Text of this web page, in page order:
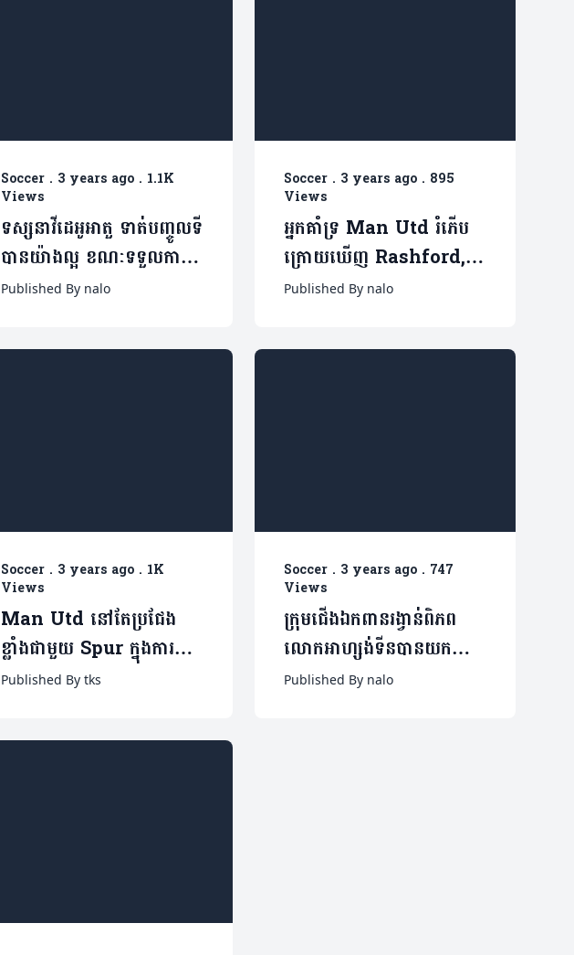
Soccer . 3 years ago . 1.1K
Views
ទស្សនាវីដេអូអាតួ ទាត់បញ្ចូលទី
បានយ៉ាងល្អ ខណៈទទួលការ
ចាប់អារម្មណ៍យ៉ាងខ្លាំង
Published By nalo
Soccer . 3 years ago . 895
Views
អ្នកគាំទ្រ Man Utd រំភើប
ក្រោយឃើញ Rashford,
Shaw និង Harry Kane
ក្នុងកីឡដ្ឋាន Old Trafford
Published By nalo
Soccer . 3 years ago . 1K
Views
Man Utd នៅតែប្រជែង
ខ្លាំងជាមួយ Spur ក្នុងការចុះ
ហត្ថលេខាលើកីឡាករអេស៉្បាញ
Published By tks
Soccer . 3 years ago . 747
Views
ក្រុមជើងឯកពានរង្វាន់ពិភព
លោកអាហ្សង់ទីនបានយកឈ្នះ
ម្ចាស់ជើងឯកស៊ីហ្គេមឥណ្ឌូនេស៊ី
Published By nalo